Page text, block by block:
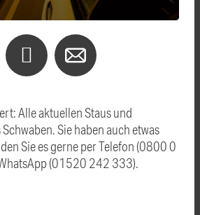
Alle aktuellen Staus und
Sie haben auch etwas
Sie es gerne per Telefon (0800 0
(01520 242 333).